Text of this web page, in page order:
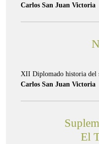
Carlos San Juan Victoria
XII Diplomado historia del
Carlos San Juan Victoria
El